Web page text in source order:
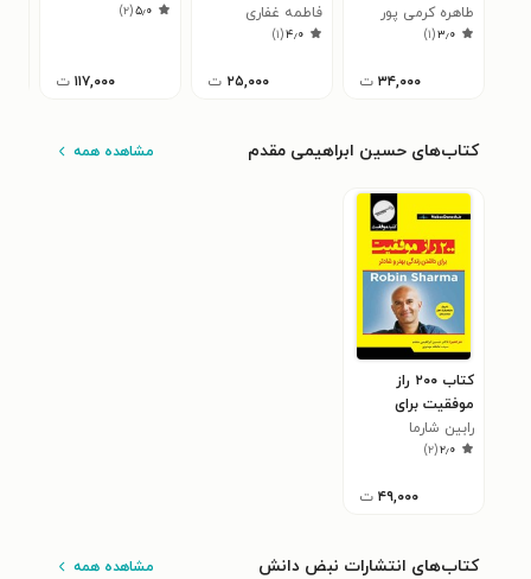
طاهره کرمی پور
۳٫۰(۱)
۳۴,۰۰۰ ت
(شهید محمد
اصغرخواه)
فاطمه غفاری
۴٫۰(۱)
۲۵,۰۰۰ ت
۵٫۰(۲)
۱۱۷,۰۰۰ ت
کتاب‌های حسین ابراهیمی مقدم مشاهده همه
کتاب ۲۰۰ راز
موفقیت برای
داشتن زندگی بهتر و
شادتر
رابین شارما
۲٫۰(۲)
۴۹,۰۰۰ ت
کتاب‌های انتشارات نبض دانش مشاهده همه